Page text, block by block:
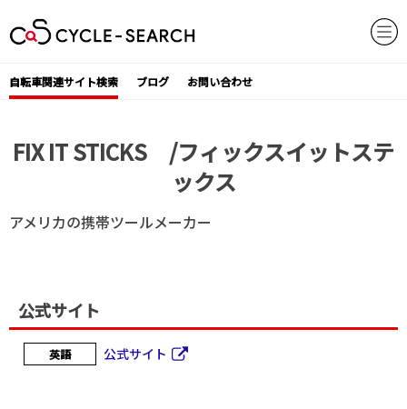
to
content
自転車関連サイト検索 ブログ お問い合わせ
FIX IT STICKS /フィックスイットステ
ックス
アメリカの携帯ツールメーカー
公式サイト
英語 公式サイト